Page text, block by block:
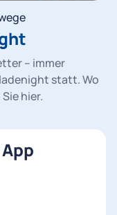
– immer
statt. Wo
hier.